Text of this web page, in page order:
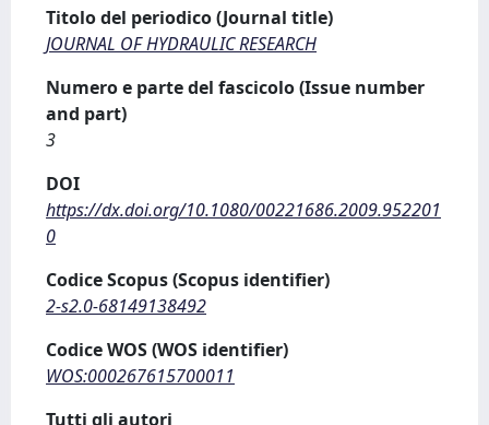
Titolo del periodico (Journal title)
JOURNAL OF HYDRAULIC RESEARCH
Numero e parte del fascicolo (Issue number
and part)
3
DOI
https://dx.doi.org/10.1080/00221686.2009.952201
0
Codice Scopus (Scopus identifier)
2-s2.0-68149138492
Codice WOS (WOS identifier)
WOS:000267615700011
Tutti gli autori